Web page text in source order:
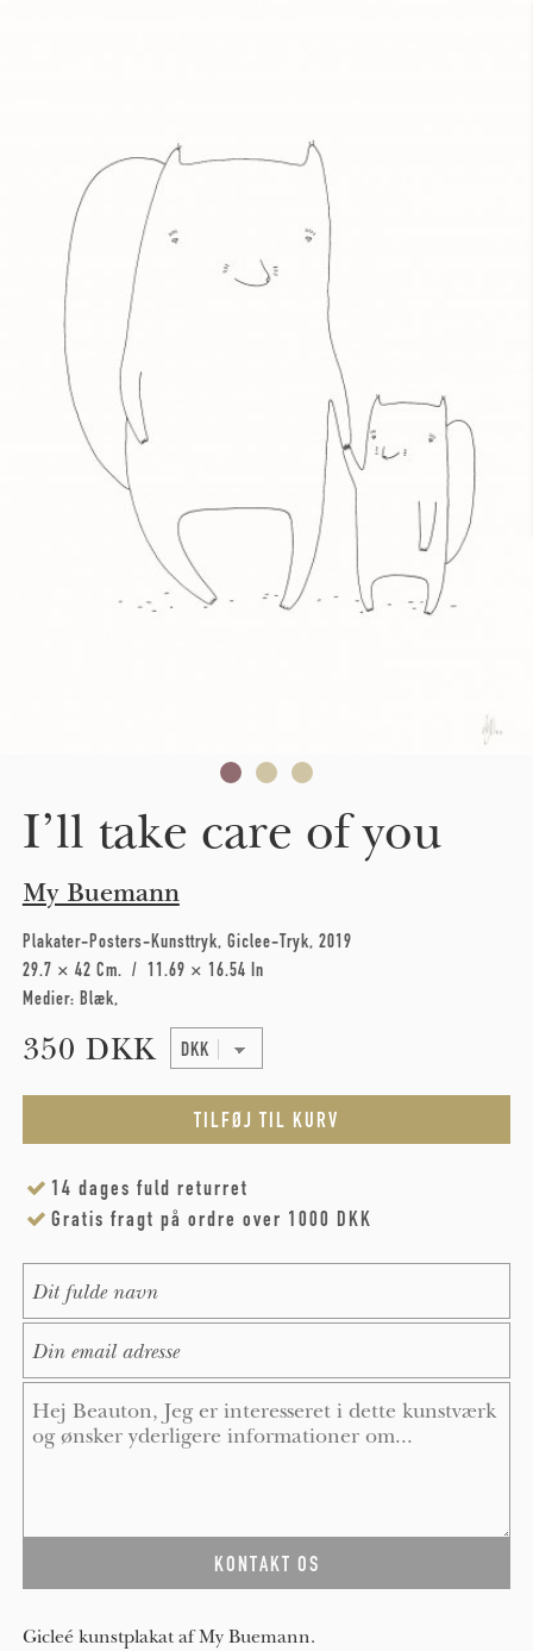
I’ll take care of you
My Buemann
Plakater-Posters-Kunsttryk Giclee-Tryk 2019
29.7 × 42 Cm
11.69 × 16.54 In
Medier: Blæk
350 DKK
14 dages fuld returret
Gratis fragt på ordre over 1000 DKK
Gicleé kunstplakat af My Buemann.